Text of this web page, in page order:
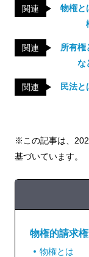
関連
物権と
関連
所有権
な
関連
民法と
※この記事は、
基づいています。
物権的請求
物権とは